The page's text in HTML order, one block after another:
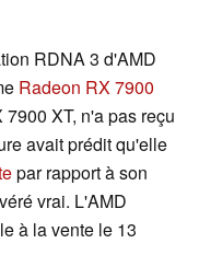
RDNA 3 d'AMD
Radeon RX 7900
XT, n'a pas reçu
avait prédit qu'elle
par rapport à son
vrai. L'AMD
à la vente le 13